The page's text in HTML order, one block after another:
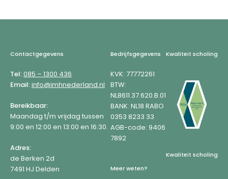
Footer
Contactgegevens
Tel:085 – 1300 436
Email:info@imhnederland.nl
Bereikbaar:
Maandag t/m vrijdag tussen
9:00 en 12:00 en 13:00 en 16:30.
Adres:
de Berken 2d
7491 HJ Delden
Bedrijfsgegevens
KVK: 77772261
BTW:
NL8611.37.620.B.01
BANK: NL18 RABO
0353 8233 33
AGB-code: 9406
7892
Meer weten?
Kwaliteit scholing
Kwaliteit scholing